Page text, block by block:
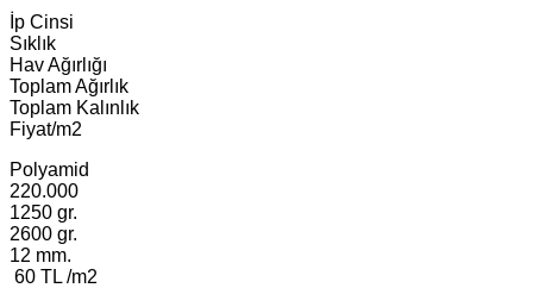
İp Cinsi
Sıklık
Hav Ağırlığı
Toplam Ağırlık
Toplam Kalınlık
Fiyat/m2
Polyamid
220.000
1250 gr.
2600 gr.
12 mm.
60 TL /m2